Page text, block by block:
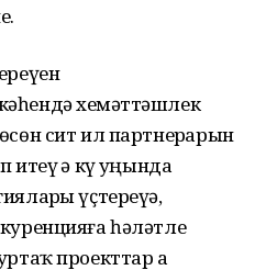
хеҙмәттәшлек
сит ил партнерҙарын
ҙә күҙ уңында
үҫтереүҙә,
һәләтле
проекттар ҙа